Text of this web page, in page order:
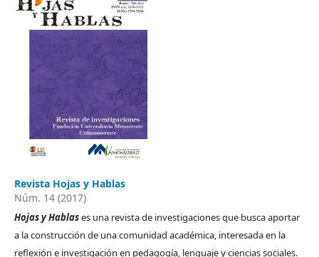
Revista Hojas y Hablas
Núm. 14 (2017)
Hojas y Hablases una revista de investigaciones que busca aportar
a la construcción de una comunidad académica, interesada en la
reflexión e investigación en pedagogía, lenguaje y ciencias sociales.